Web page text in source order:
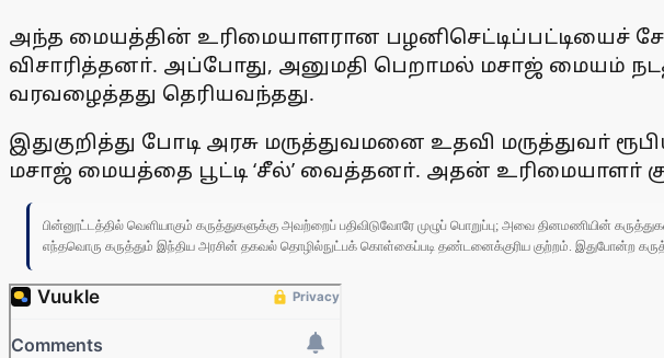
அந்த மையத்தின் உரிமையாளரான பழனிசெட்டிப்பட்டியைச்
விசாரித்தனா். அப்போது, அனுமதி பெறாமல் மசாஜ் மையம்
வரவழைத்தது தெரியவந்தது.
இதுகுறித்து போடி அரசு மருத்துவமனை உதவி மருத்துவா்
மசாஜ் மையத்தை பூட்டி ‘சீல்’ வைத்தனா். அதன் உரிமையாளா்
பின்னூட்டத்தில் வெளியாகும் கருத்துகளுக்கு அவற்றைப் பதிவிடுவோரே முழுப் பொறுப்பு; அவை தினமணியின்
எந்தவொரு கருத்தும் இந்திய அரசின் தகவல் தொழில்நுட்பக் கொள்கைப்படி தண்டனைக்குரிய குற்றம். இதுபோன்ற